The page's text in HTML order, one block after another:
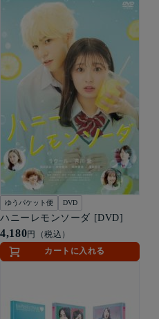
ゆうパケット便 DVD
ハニーレモンソーダ [DVD]
4,180円（税込）
カートに入れる